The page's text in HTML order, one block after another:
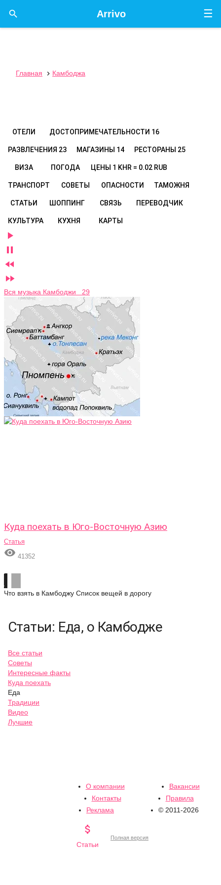
☰
Arrivo

Главная  Камбоджа
ОТЕЛИ ДОСТОПРИМЕЧАТЕЛЬНОСТИ 16
РАЗВЛЕЧЕНИЯ 23 МАГАЗИНЫ 14 РЕСТОРАНЫ 25
ВИЗА ПОГОДА ЦЕНЫ 1 KHR = 0.02 RUB
ТРАНСПОРТ СОВЕТЫ ОПАСНОСТИ ТАМОЖНЯ
СТАТЬИ ШОППИНГ СВЯЗЬ ПЕРЕВОДЧИК
КУЛЬТУРА КУХНЯ КАРТЫ




Вся музыка Камбоджи 29
Куда поехать в Юго-Восточную Азию
Статья
 41352
Что взять в Камбоджу Список вещей в дорогу
Статьи: Еда, о Камбодже
Все статьи
Советы
Интересные факты
Куда поехать
Еда
Традиции
Видео
Лучшие
О компании
Вакансии
Контакты
Правила
Реклама
© 2011-2026

Статьи
Полная версия